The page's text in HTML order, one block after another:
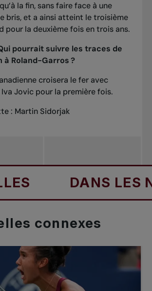
la fin, sans faire face à une
bris, et a ainsi atteint le troisième
pour la deuxième fois en trois ans.
pourrait suivre les traces de
à Roland-Garros ?
croisera le fer avec
Iva Jovic pour la première fois.
: Martin Sidorjak
DANS LES
connexes